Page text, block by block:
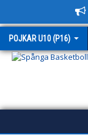
POJKAR U10 (P16)